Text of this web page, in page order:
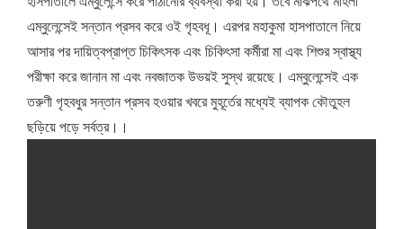
এম্বুলেন্সেই সন্তান প্রসব করে ওই গৃহবধূ। এরপর মহাকুমা হাসপাতালে নিয়ে
আসার পর দায়িত্বপ্রাপ্ত চিকিৎসক এবং চিকিৎসা কর্মীরা মা এবং শিশুর স্বাস্থ্য
পরীক্ষা করে জানান মা এবং নবজাতক উভয়ই সুস্থ রয়েছে। এম্বুলেন্সেই এক
তরুণী গৃহবধুর সন্তান প্রসব হওয়ার খবরে মুহূর্তের মধ্যেই ব্যাপক কৌতুহল
ছড়িয়ে পড়ে সর্বত্র।।